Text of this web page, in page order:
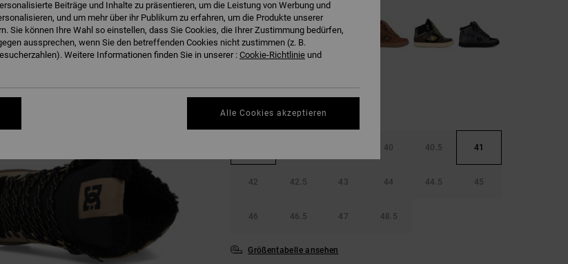
40 40.5 41
42 42.5 43 44 44.5 45
46 46.5 47 48.5
Größentabelle ansehen
Beiträge und Inhalte zu präsentieren, um die Leistung von Werbung und
und um mehr über ihr Publikum zu erfahren, um die Produkte unserer
Sie können Ihre Wahl so einstellen, dass Sie Cookies, die Ihrer Zustimmung bedürfen,
aussprechen, wenn Sie den betreffenden Cookies nicht zustimmen (z. B.
Weitere Informationen finden Sie in unserer : Cookie-Richtlinie und
Alle Cookies akzeptieren